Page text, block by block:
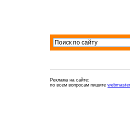
Реклама на сайте:
по всем вопросам пишите